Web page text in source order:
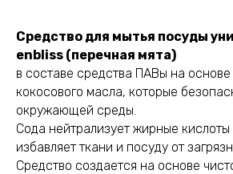
Средство для мытья посуды
enbliss (перечная мята)
в составе средства ПАВы на
кокосового масла, которые
окружающей среды.
Сода нейтрализует жирные
избавляет ткани и посуду от
Средство создается на основе